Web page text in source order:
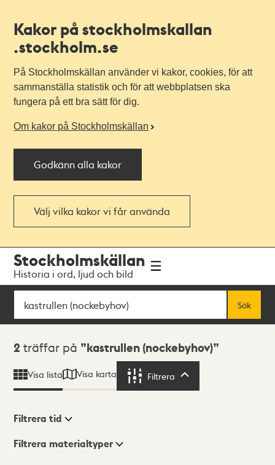
Kakor på stockholmskallan
.stockholm.se
På Stockholmskällan använder vi kakor, cookies, för att
sammanställa statistik och för att webbplatsen ska
fungera på ett bra sätt för dig.
Om kakor på Stockholmskällan
Godkänn alla kakor
Välj vilka kakor vi får använda
navigationen
huvudinnehållet
Stockholmskällan
Historia i ord, ljud och bild
Sök
Sök
Sökresultat
2 träffar på kastrullen (nockebyhov)
Visa lista Visa karta Filtrera
Visningsläge
Filtrera tid
Filtrera materialtyper